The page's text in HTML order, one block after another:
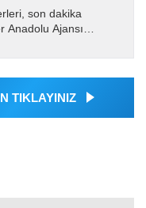
son dakika
Anadolu Ajansı
TIKLAYINIZ